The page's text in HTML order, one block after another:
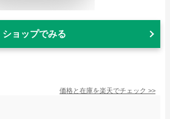
ショップでみる
価格と在庫を楽天でチェック >>